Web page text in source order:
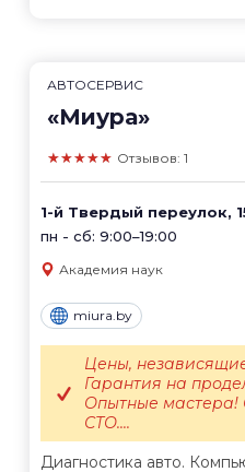
АВТОСЕРВИС
«Миура»
★★★★★ Отзывов: 1
1-й Твердый переулок,
пн - сб: 9:00–19:00
Академия наук
miura.by
Диагностика авто.
Цены,
Гарантия на
Опытные мастера!
СТО....